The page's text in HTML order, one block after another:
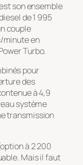
son ensemble
de 1 995
couple
minute en
Turbo.
pour
des
à 4,9
système
transmission
à 2 200
Mais il faut